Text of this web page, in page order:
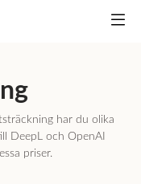
har du olika
DeepL och OpenAI
priser.